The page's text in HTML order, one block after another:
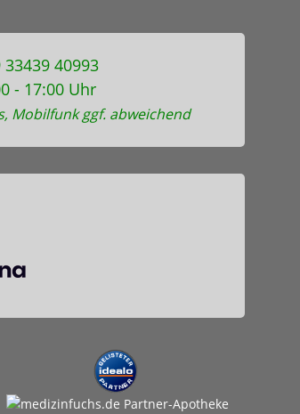
33439 40993
- 17:00 Uhr
Mobilfunk ggf. abweichend